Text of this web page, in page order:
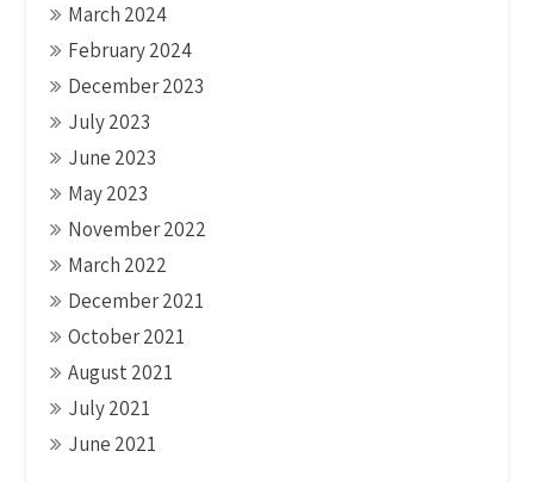
March 2024
February 2024
December 2023
July 2023
June 2023
May 2023
November 2022
March 2022
December 2021
October 2021
August 2021
July 2021
June 2021